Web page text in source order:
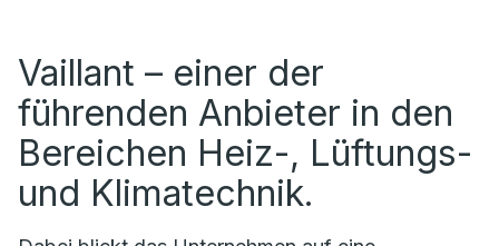
Vaillant – einer der
führenden Anbieter in den
Bereichen Heiz-, Lüftungs-
und Klimatechnik.